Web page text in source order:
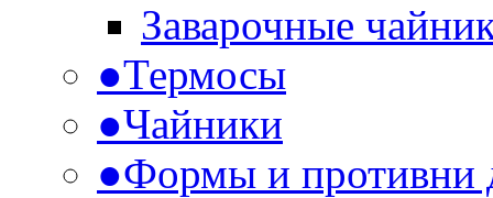
Заварочные
●Термосы
●Чайники
●Формы и противни